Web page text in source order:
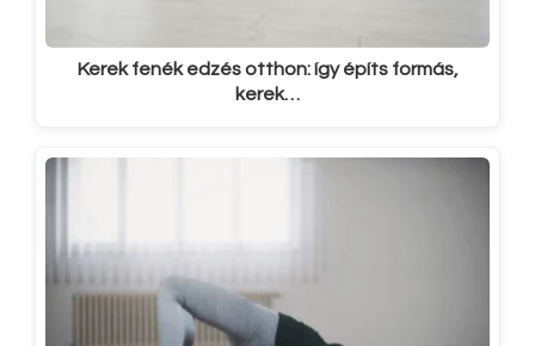
Kerek fenék edzés otthon: így építs formás,
kerek…